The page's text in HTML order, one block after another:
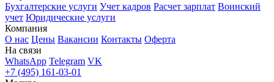
Бухгалтерские услуги Учет кадров Расчет зарплат Воинский
учет Юридические услуги
Компания
О нас Цены Вакансии Контакты Оферта
На связи
WhatsApp Telegram VK
+7 (495) 161-03-01